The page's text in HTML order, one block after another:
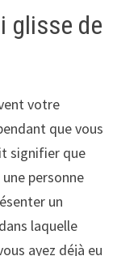
glisse de
votre
que vous
signifier que
personne
un
laquelle
ayez déjà eu